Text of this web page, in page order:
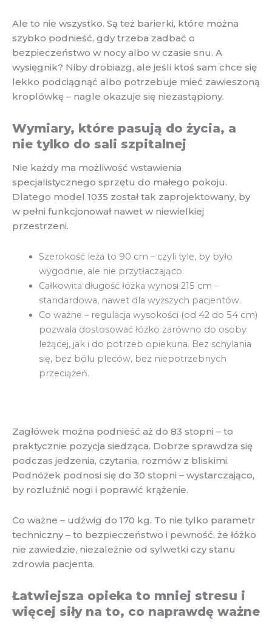
Ale to nie wszystko. Są też barierki, które można
szybko podnieść, gdy trzeba zadbać o
bezpieczeństwo w nocy albo w czasie snu. A
wysięgnik? Niby drobiazg, ale jeśli ktoś sam chce się
lekko podciągnąć albo potrzebuje mieć zawieszoną
kroplówkę – nagle okazuje się niezastąpiony.
Wymiary, które pasują do życia, a
nie tylko do sali szpitalnej
Nie każdy ma możliwość wstawienia
specjalistycznego sprzętu do małego pokoju.
Dlatego model 1035 został tak zaprojektowany, by
w pełni funkcjonował nawet w niewielkiej
przestrzeni.
Szerokość leża to 90 cm – czyli tyle, by było
wygodnie, ale nie przytłaczająco.
Całkowita długość łóżka wynosi 215 cm –
standardowa, nawet dla wyższych pacjentów.
Co ważne – regulacja wysokości (od 42 do 54 cm)
pozwala dostosować łóżko zarówno do osoby
leżącej, jak i do potrzeb opiekuna. Bez schylania
się, bez bólu pleców, bez niepotrzebnych
przeciążeń.
Zagłówek można podnieść aż do 83 stopni – to
praktycznie pozycja siedząca. Dobrze sprawdza się
podczas jedzenia, czytania, rozmów z bliskimi.
Podnóżek podnosi się do 30 stopni – wystarczająco,
by rozluźnić nogi i poprawić krążenie.
Co ważne – udźwig do 170 kg. To nie tylko parametr
techniczny – to bezpieczeństwo i pewność, że łóżko
nie zawiedzie, niezależnie od sylwetki czy stanu
zdrowia pacjenta.
Łatwiejsza opieka to mniej stresu i
więcej siły na to, co naprawdę ważne